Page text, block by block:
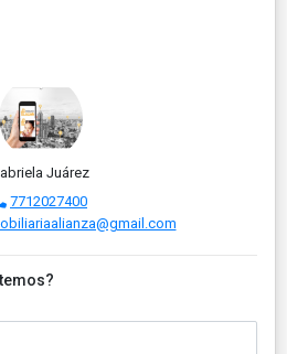
Juárez
7712027400